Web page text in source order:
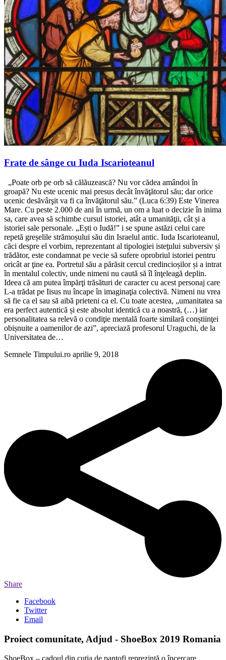
Frate de sânge cu Iuda Iscarioteanul
„Poate orb pe orb să călăuzească? Nu vor cădea amândoi în
groapă? Nu este ucenic mai presus decât învăţătorul său; dar orice
ucenic desăvârşit va fi ca învăţătorul său.” (Luca 6:39) Este Vinerea
Mare. Cu peste 2.000 de ani în urmă, un om a luat o decizie în inima
sa, care avea să schimbe cursul istoriei, atât a umanităţii, cât și a
istoriei sale personale. „Ești o Iudă!” i se spune astăzi celui care
repetă greșelile strămoșului său din Israelul antic. Iuda Iscarioteanul,
căci despre el vorbim, reprezentant al tipologiei isteţului subversiv și
trădător, este condamnat pe vecie să sufere oprobriul istoriei pentru
oricât ar ţine ea. Portretul său a părăsit cercul credincioșilor și a intrat
în mentalul colectiv, unde nimeni nu caută să îl înţeleagă deplin.
Ideea că am putea împărţi trăsături de caracter cu acest personaj care
L-a trădat pe Iisus nu încape în imaginaţia colectivă. Nimeni nu vrea
să fie ca el sau să aibă prieteni ca el. Cu toate acestea, „umanitatea sa
era perfect autentică și este absolut identică cu a noastră, (…) iar
personalitatea sa relevă o condiţie mentală foarte similară conștiinţei
obișnuite a oamenilor de azi”, apreciază profesorul Uraguchi, de la
Universitatea de…
Semnele Timpului.ro aprilie 9, 2018
Share
Facebook
Twitter
Email
Proiect comunitate, Adjud - ShoeBox 2019 Romania